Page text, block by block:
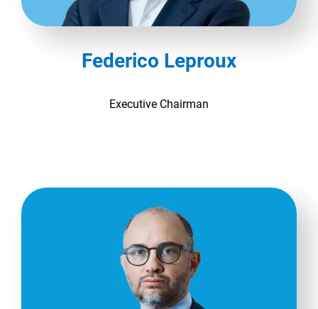
HR
Federico Leproux
Executive Chairman